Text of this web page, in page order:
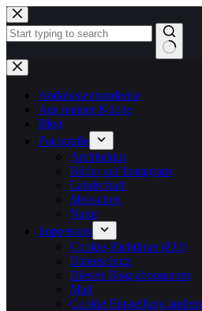
Zum
Inhalt
springen
Keine
Ergebnisse
Andalusienrundreise
Aus meiner Küche
Blog
Fotografie
Architektur
Bilder auf Instagram
Landschaft
Menschen
Natur
Impressum
Cookie-Richtlinie (EU)
Datenschutz
Diesen Blog abonnieren
Mail
Cookie Einstellung ändern